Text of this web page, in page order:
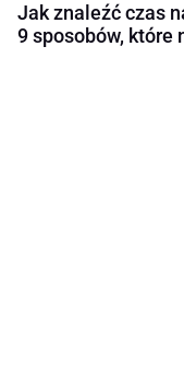
Jak znaleźć czas
9 sposobów, które